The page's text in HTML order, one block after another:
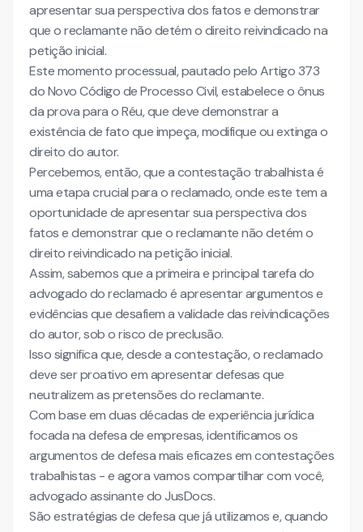
apresentar sua perspectiva dos fatos e demonstrar
que o reclamante não detém o direito reivindicado na
petição inicial.
Este momento processual, pautado pelo Artigo 373
do Novo Código de Processo Civil, estabelece o ônus
da prova para o Réu, que deve demonstrar a
existência de fato que impeça, modifique ou extinga o
direito do autor.
Percebemos, então, que a contestação trabalhista é
uma etapa crucial para o reclamado, onde este tem a
oportunidade de apresentar sua perspectiva dos
fatos e demonstrar que o reclamante não detém o
direito reivindicado na petição inicial.
Assim, sabemos que a primeira e principal tarefa do
advogado do reclamado é apresentar argumentos e
evidências que desafiem a validade das reivindicações
do autor, sob o risco de preclusão.
Isso significa que, desde a contestação, o reclamado
deve ser proativo em apresentar defesas que
neutralizem as pretensões do reclamante.
Com base em duas décadas de experiência jurídica
focada na defesa de empresas, identificamos os
argumentos de defesa mais eficazes em contestações
trabalhistas - e agora vamos compartilhar com você,
advogado assinante do JusDocs.
São estratégias de defesa que já utilizamos e, quando